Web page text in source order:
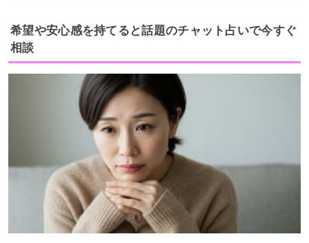
希望や安心感を持てると話題のチャット占いで今すぐ
相談